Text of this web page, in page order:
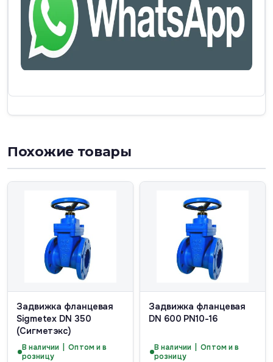
Похожие товары
Задвижка фланцевая
Sigmetex DN 350
(Сигметэкс)
В наличии | Оптом и в
розницу
Задвижка фланцевая
DN 600 PN10-16
В наличии | Оптом и в
розницу